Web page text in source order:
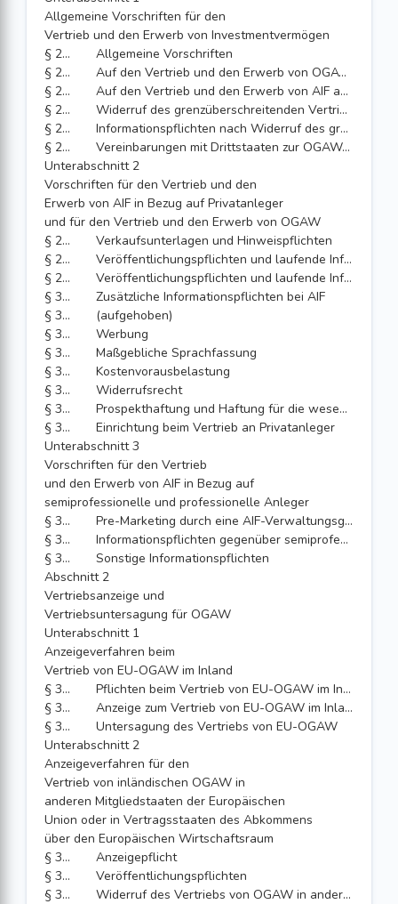
Allgemeine Vorschriften für den
Vertrieb und den Erwerb von Investmentvermögen
§ 293
Allgemeine Vorschriften
§ 294
Auf den Vertrieb und den Erwerb von OGAW anwendbare Vorschriften
§ 295
Auf den Vertrieb und den Erwerb von AIF anwendbare Vorschriften
§ 295a
Widerruf des grenzüberschreitenden Vertriebs im Inland
§ 295b
Informationspflichten nach Widerruf des grenzüberschreitenden Vertriebs im Inland
§ 296
Vereinbarungen mit Drittstaaten zur OGAW-Konformität
Unterabschnitt 2
Vorschriften für den Vertrieb und den
Erwerb von AIF in Bezug auf Privatanleger
und für den Vertrieb und den Erwerb von OGAW
§ 297
Verkaufsunterlagen und Hinweispflichten
§ 298
Veröffentlichungspflichten und laufende Informationspflichten für EU-OGAW
§ 299
Veröffentlichungspflichten und laufende Informationspflichten für EU-AIF und ausländische AIF
§ 300
Zusätzliche Informationspflichten bei AIF
§ 301
(aufgehoben)
§ 302
Werbung
§ 303
Maßgebliche Sprachfassung
§ 304
Kostenvorausbelastung
§ 305
Widerrufsrecht
§ 306
Prospekthaftung und Haftung für die wesentlichen Anlegerinformationen
§ 306a
Einrichtung beim Vertrieb an Privatanleger
Unterabschnitt 3
Vorschriften für den Vertrieb
und den Erwerb von AIF in Bezug auf
semiprofessionelle und professionelle Anleger
§ 306b
Pre-Marketing durch eine AIF-Verwaltungsgesellschaft
§ 307
Informationspflichten gegenüber semiprofessionellen und professionellen Anlegern und Haftung
§ 308
Sonstige Informationspflichten
Abschnitt 2
Vertriebsanzeige und
Vertriebsuntersagung für OGAW
Unterabschnitt 1
Anzeigeverfahren beim
Vertrieb von EU-OGAW im Inland
§ 309
Pflichten beim Vertrieb von EU-OGAW im Inland
§ 310
Anzeige zum Vertrieb von EU-OGAW im Inland
§ 311
Untersagung des Vertriebs von EU-OGAW
Unterabschnitt 2
Anzeigeverfahren für den
Vertrieb von inländischen OGAW in
anderen Mitgliedstaaten der Europäischen
Union oder in Vertragsstaaten des Abkommens
über den Europäischen Wirtschaftsraum
§ 312
Anzeigepflicht
§ 313
Veröffentlichungspflichten
§ 313a
Widerruf des Vertriebs von OGAW in anderen Staaten des Abkommens über den Europäischen Wirtschaftsraum